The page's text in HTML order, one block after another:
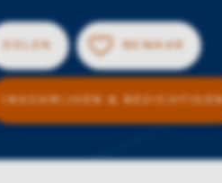
INSCHRIJVEN & BEZICHTIGEN